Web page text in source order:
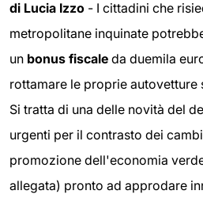
di Lucia Izzo - I cittadini che
metropolitane inquinate
un bonus fiscale da duemila
rottamare le proprie autovetture
Si tratta di una delle novità del
urgenti per il contrasto dei
promozione dell'economia
allegata) pronto ad approdare